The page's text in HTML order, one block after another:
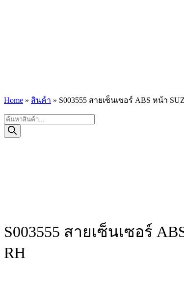
Home » สินค้า » S003555 สายเซ็นเซอร์ ABS หน้า
Products
search
S003555 สายเซ็นเซอร์
RH